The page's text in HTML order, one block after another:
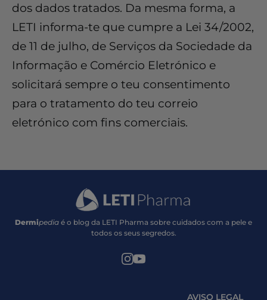
dos dados tratados. Da mesma forma, a
LETI informa-te que cumpre a Lei 34/2002,
de 11 de julho, de Serviços da Sociedade da
Informação e Comércio Eletrónico e
solicitará sempre o teu consentimento
para o tratamento do teu correio
eletrónico com fins comerciais.
Dermipedia é o blog da LETI Pharma sobre cuidados com a pele e
todos os seus segredos.
AVISO LEGAL